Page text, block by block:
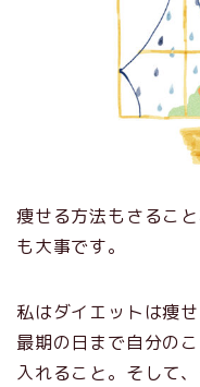
痩せる方法もさるこ
も大事です。
私はダイエットは痩
最期の日まで自分の
入れること。そして